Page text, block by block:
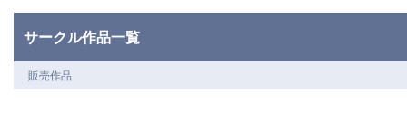
サークル作品一覧
販売作品